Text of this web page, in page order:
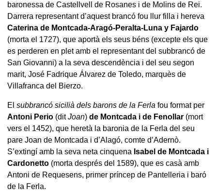
baronessa de Castellvell de Rosanes i de Molins de Rei.
Darrera representant d’aquest brancó fou llur filla i hereva
Caterina de Montcada-Aragó-Peralta-Luna y Fajardo
(morta el 1727), que aportà els seus béns (excepte els que
es perderen en plet amb el representant del subbrancó de
San Giovanni) a la seva descendència i del seu segon
marit, José Fadrique Álvarez de Toledo, marquès de
Villafranca del Bierzo.
El subbrancó sicilià dels barons de la Ferla fou format per
Antoni Perio (ditJoan) de Montcada i de Fenollar (mort
vers el 1452), que heretà la baronia de la Ferla del seu
pare Joan de Montcada i d’Alagó, comte d’Adernò.
S’extingí amb la seva neta cinquena Isabel de Montcada i
Cardonetto (morta després del 1589), que es casà amb
Antoni de Requesens, primer príncep de Pantelleria i baró
de la Ferla.